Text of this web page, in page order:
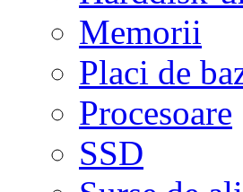
Memorii
Placi de
Procesoare
SSD